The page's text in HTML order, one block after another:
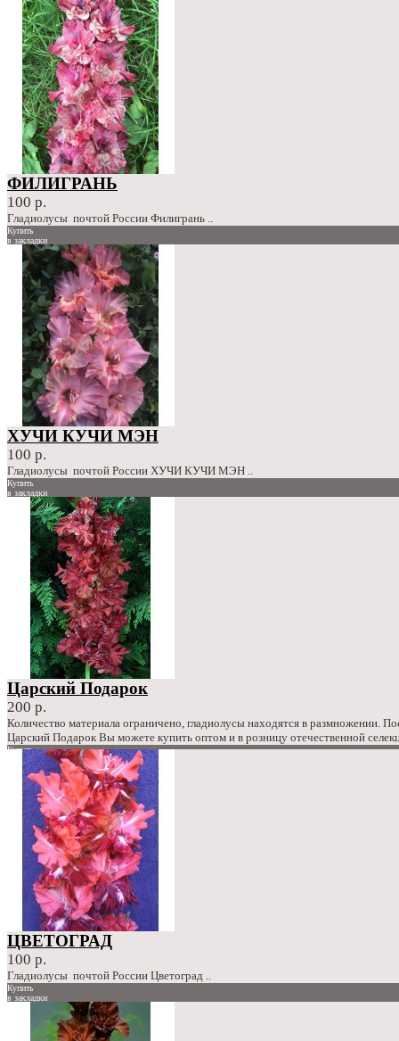
100 р.
ФИЛИГРАНЬ
100 р.
Гладиолусы почтой России Филигрань ..
Купить
в закладки
сравнение
100 р.
ХУЧИ КУЧИ МЭН
100 р.
Гладиолусы почтой России ХУЧИ КУЧИ МЭН ..
Купить
в закладки
сравнение
100 р.
Царский Подарок
200 р.
Количество материала ограничено, гладиолусы находятся в размножении.
Царский Подарок Вы можете купить оптом и в розницу отечественной
Купить
в закладки
сравнение
200 р.
ЦВЕТОГРАД
100 р.
Гладиолусы почтой России Цветоград ..
Купить
в закладки
100 р.